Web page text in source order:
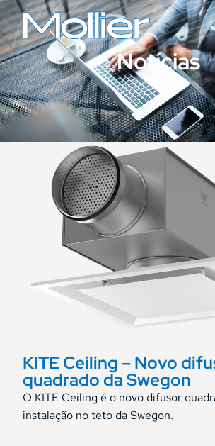
Notícias
KITE Ceiling – Novo
quadrado da Swegon
O KITE Ceiling é o novo difusor
instalação no teto da Swegon.